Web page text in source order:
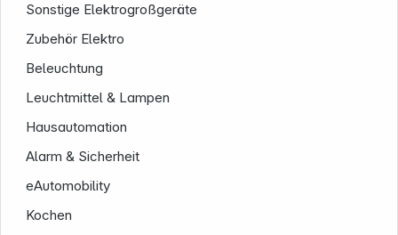
Sonstige Elektrogroßgeräte
Zubehör Elektro
Beleuchtung
Leuchtmittel & Lampen
Hausautomation
Alarm & Sicherheit
eAutomobility
Kochen
Service